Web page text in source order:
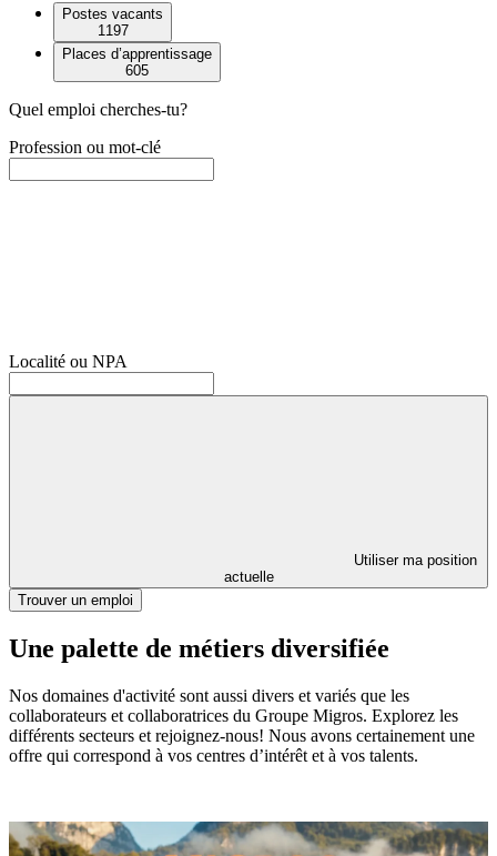
Postes vacants
1197
Places d’apprentissage
605
Quel emploi cherches-tu?
Profession ou mot-clé
Localité ou NPA
Utiliser ma position
actuelle
Trouver un emploi
Une palette de métiers diversifiée
Nos domaines d'activité sont aussi divers et variés que les
collaborateurs et collaboratrices du Groupe Migros. Explorez les
différents secteurs et rejoignez-nous! Nous avons certainement une
offre qui correspond à vos centres d’intérêt et à vos talents.